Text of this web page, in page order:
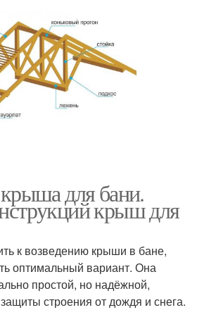
для бани.
крыш для
к возведению крыши в бане,
оптимальный вариант. Она
простой, но надёжной,
строения от дождя и снега.